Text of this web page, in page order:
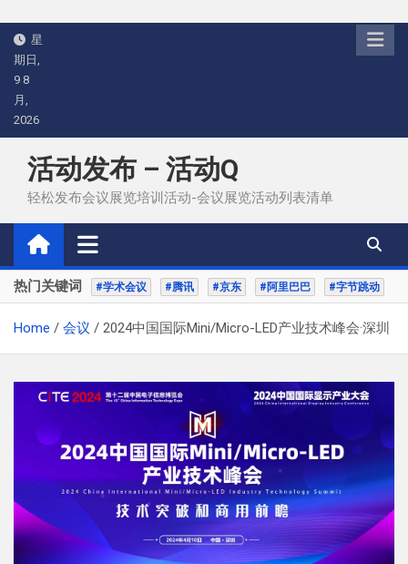
Skip
content
星
期日,
9 8
月,
2026
活动发布 – 活动Q
轻松发布会议展览培训活动-会议展览活动列表清单
热门关键词 #学术会议 #腾讯 #京东 #阿里巴巴 #字节跳动
Home 会议 2024中国国际Mini/Micro-LED产业技术峰会·深圳